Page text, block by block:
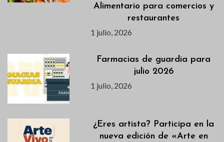
Alimentario para comercios y
restaurantes
1 julio, 2026
Farmacias de guardia para
julio 2026
1 julio, 2026
¿Eres artista? Participa en la
nueva edición de «Arte en